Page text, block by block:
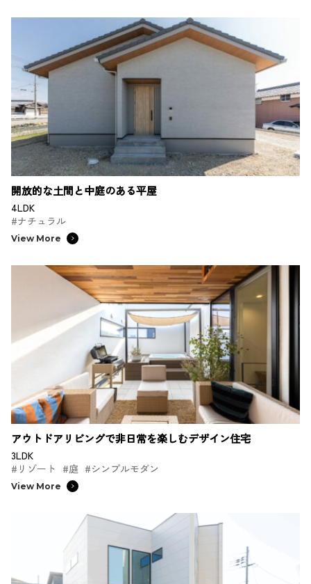
開放的な土間と中庭のある平屋
4LDK
#ナチュラル
View More
アウトドアリビングで非日常を楽しむデザイン住宅
3LDK
#リゾート #庭 #シンプルモダン
View More